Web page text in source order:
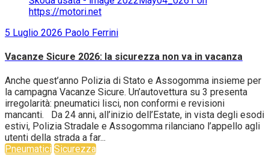
5 Luglio 2026 Paolo Ferrini
Vacanze Sicure 2026: la sicurezza non va in vacanza
Anche quest’anno Polizia di Stato e Assogomma insieme per
la campagna Vacanze Sicure. Un’autovettura su 3 presenta
irregolarità: pneumatici lisci, non conformi e revisioni
mancanti. Da 24 anni, all’inizio dell’Estate, in vista degli esodi
estivi, Polizia Stradale e Assogomma rilanciano l’appello agli
utenti della strada a far...
Pneumatici Sicurezza